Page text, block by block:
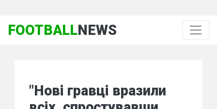
FOOTBALLNEWS
"Нові гравці вразили